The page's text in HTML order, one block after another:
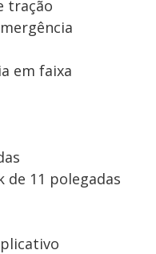
tração
em faixa
11 polegadas